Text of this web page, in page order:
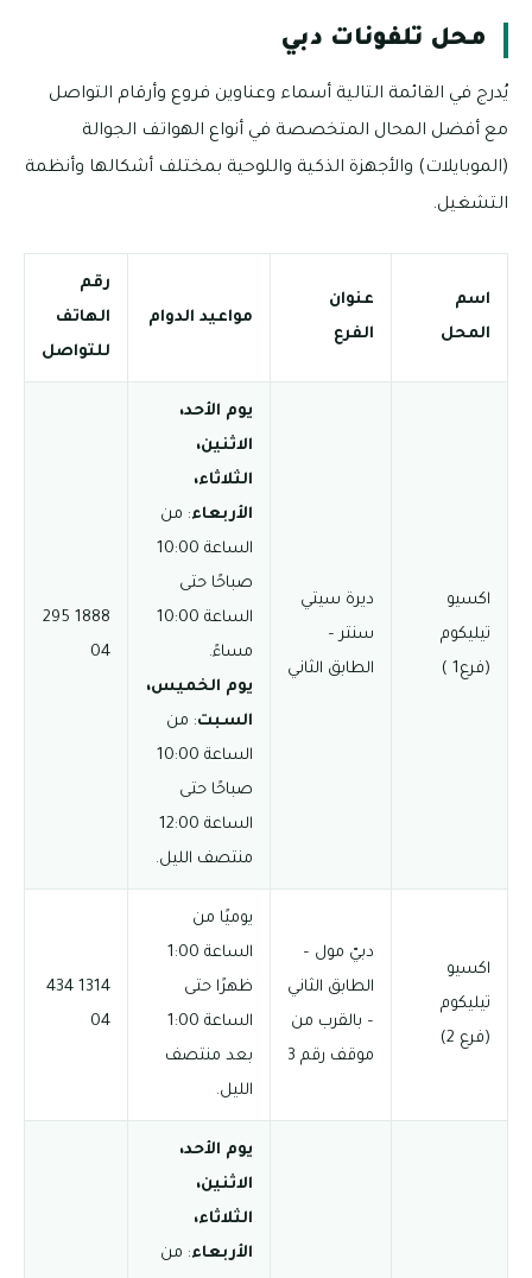
محل تلفونات دبي
يُدرج في القائمة التالية أسماء وعناوين فروع وأرقام التواصل
مع أفضل المحال المتخصصة في أنواع الهواتف الجوالة
(الموبايلات) والأجهزة الذكية واللوحية بمختلف أشكالها وأنظمة
التشغيل.
اسم
المحل
عنوان
الفرع
مواعيد الدوام
رقم
الهاتف
للتواصل
اكسيو
تيليكوم
(فرع1 )
ديرة سيتي
سنتر –
الطابق الثاني
يوم الأحد،
الاثنين،
الثلاثاء،
الأربعاء: من
الساعة 10:00
صباحًا حتى
الساعة 10:00
مساءً.
يوم الخميس،
السبت: من
الساعة 10:00
صباحًا حتى
الساعة 12:00
منتصف الليل.
1888 295
04
اكسيو
تيليكوم
(فرع 2)
دبيّ مول –
الطابق الثاني
– بالقرب من
موقف رقم 3
يوميًا من
الساعة 1:00
ظهرًا حتى
الساعة 1:00
بعد منتصف
الليل.
1314 434
04
يوم الأحد،
الاثنين،
الثلاثاء،
الأربعاء: من